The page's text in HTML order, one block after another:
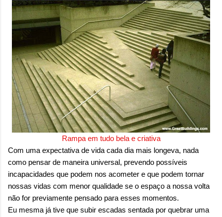
Rampa em tudo bela e criativa
Com uma expectativa de vida cada dia mais longeva, nada
como pensar de maneira universal, prevendo possíveis
incapacidades que podem nos acometer e que podem tornar
nossas vidas com menor qualidade se o espaço a nossa volta
não for previamente pensado para esses momentos.
Eu mesma já tive que subir escadas sentada por quebrar uma